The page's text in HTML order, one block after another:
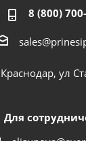
8 (800)
Краснодар, ул
Для